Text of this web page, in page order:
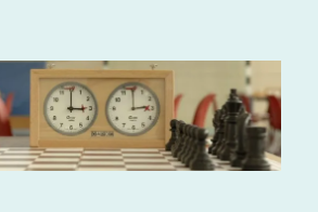
Schachverein Mitte